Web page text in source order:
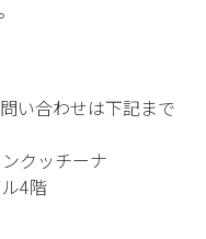
い合わせは下記まで
クッチーナ
4階